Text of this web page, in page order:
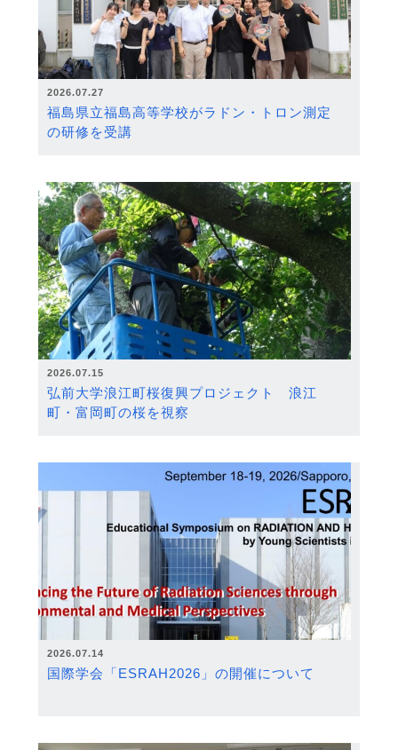
2026.07.27
福島県立福島高等学校がラドン・トロン測定
の研修を受講
2026.07.15
弘前大学浪江町桜復興プロジェクト 浪江
町・富岡町の桜を視察
2026.07.14
国際学会「ESRAH2026」の開催について